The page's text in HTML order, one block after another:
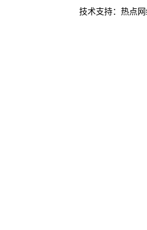
技术支持：热点